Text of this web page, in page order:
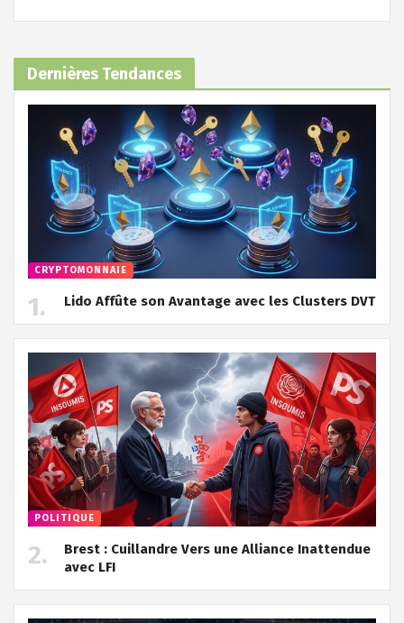
Dernières Tendances
CRYPTOMONNAIE
Lido Affûte son Avantage avec les Clusters DVT
POLITIQUE
Brest : Cuillandre Vers une Alliance Inattendue
avec LFI